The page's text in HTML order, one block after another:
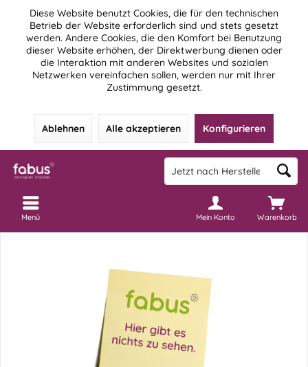
Diese Website benutzt Cookies, die für den technischen
Betrieb der Website erforderlich sind und stets gesetzt
werden. Andere Cookies, die den Komfort bei Benutzung
dieser Website erhöhen, der Direktwerbung dienen oder
die Interaktion mit anderen Websites und sozialen
Netzwerken vereinfachen sollen, werden nur mit Ihrer
Zustimmung gesetzt.
Ablehnen Alle akzeptieren Konfigurieren
Warenkorb
Mein Konto
Menü